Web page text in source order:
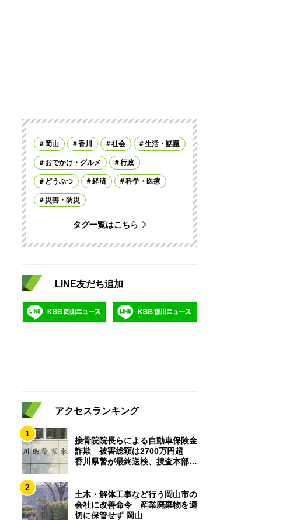
岡山 香川 社会 生活・話題
おでかけ・グルメ 行政
どうぶつ 経済 科学・医療
災害・防災
タグ一覧はこちら
LINE友だち追加
アクセスランキング
1
接骨院院長らによる自動車保険金
詐欺 被害総額は2700万円超
香川県警が最終送検、捜査本部解
2
土木・解体工事など行う岡山市の
会社に改善命令 産業廃棄物を適
切に保管せず 岡山